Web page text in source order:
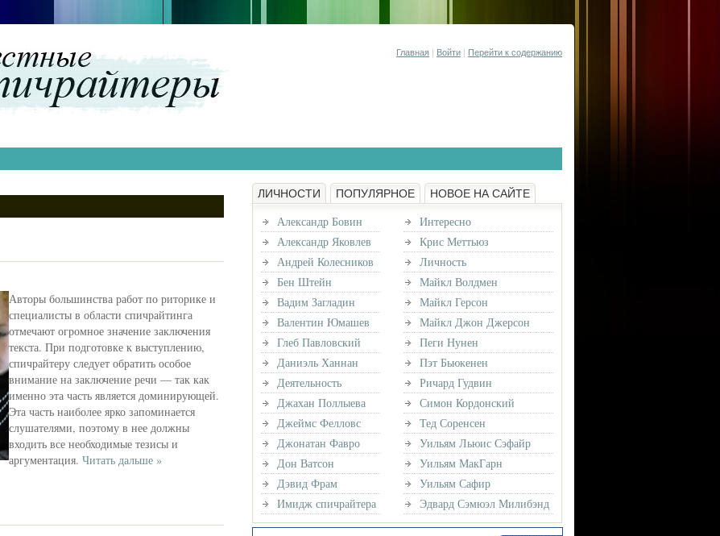
Главная | Войти | Перейти к содержанию
Авторы большинства работ по риторике и
специалисты в области спичрайтинга
отмечают огромное значение заключения
текста. При подготовке к выступлению,
спичрайтеру следует обратить особое
внимание на заключение речи — так как
именно эта часть является доминирующей.
Эта часть наиболее ярко запоминается
слушателями, поэтому в нее должны
входить все необходимые тезисы и
аргументация. Читать дальше »
ЛИЧНОСТИ ПОПУЛЯРНОЕ НОВОЕ НА САЙТЕ
Александр Бовин
Александр Яковлев
Андрей Колесников
Бен Штейн
Вадим Загладин
Валентин Юмашев
Глеб Павловский
Даниэль Ханнан
Деятельность
Джахан Поллыева
Джеймс Фелловс
Джонатан Фавро
Дон Ватсон
Дэвид Фрам
Имидж спичрайтера
Интересно
Крис Меттьюз
Личность
Майкл Волдмен
Майкл Герсон
Майкл Джон Джерсон
Пеги Нунен
Пэт Бьюкенен
Ричард Гудвин
Симон Кордонский
Тед Соренсен
Уильям Льюис Сэфайр
Уильям МакГарн
Уильям Сафир
Эдвард Сэмюэл Милибэнд